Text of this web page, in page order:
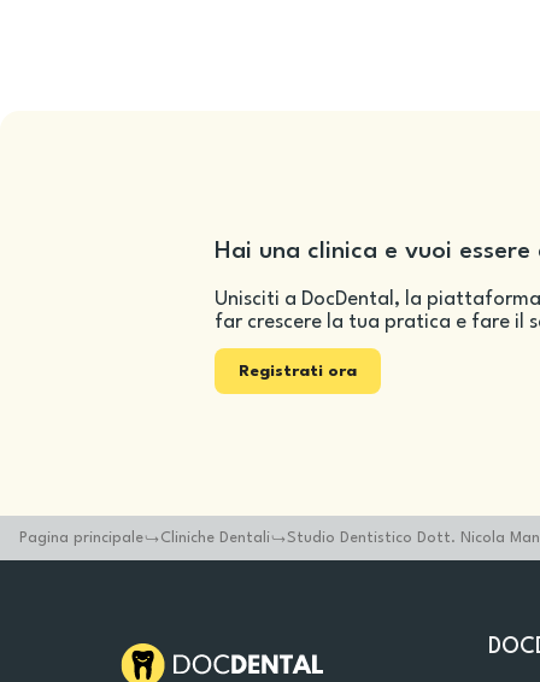
Hai una clinica e vuoi essere
Unisciti a DocDental, la
far crescere la tua pratica e fare il
Registrati ora
Pagina principale Cliniche Dentali Studio Dentistico Dott. Nicola